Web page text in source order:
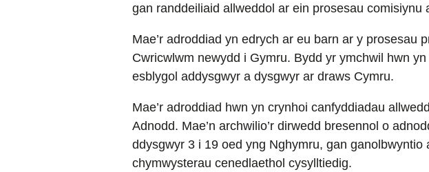
gan randdeiliaid allweddol ar ein prosesau comisiynu
Mae’r adroddiad yn edrych ar eu barn ar y prosesau
Cwricwlwm newydd i Gymru. Bydd yr ymchwil hwn
esblygol addysgwyr a dysgwyr ar draws Cymru.
Mae’r adroddiad hwn yn crynhoi canfyddiadau
Adnodd. Mae’n archwilio’r dirwedd bresennol o
ddysgwyr 3 i 19 oed yng Nghymru, gan ganolbwyntio
chymwysterau cenedlaethol cysylltiedig.